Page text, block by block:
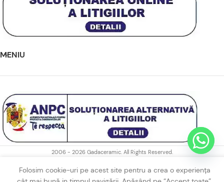
MENIU
2006 - 2026 Gadaceramic. All Rights Reserved.
Folosim cookie-uri pe acest site pentru a crea o experiența